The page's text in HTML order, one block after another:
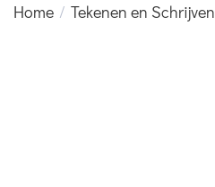
Home / Tekenen en Schrijven